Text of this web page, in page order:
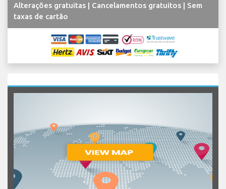
Alterações gratuitas | Cancelamentos gratuitos | Sem
taxas de cartão